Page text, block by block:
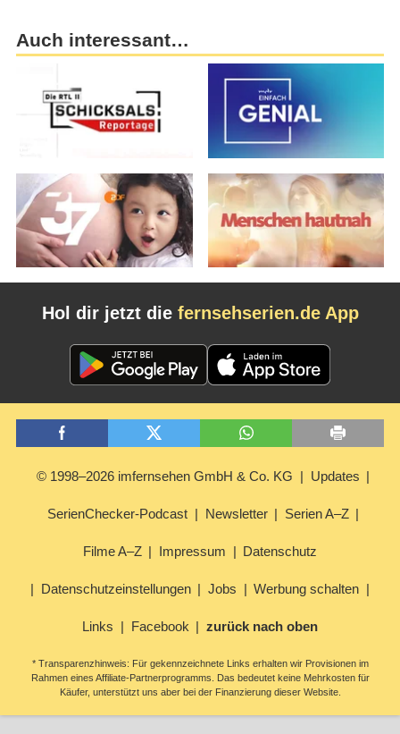
Auch interessant…
Hol dir jetzt die fernsehserien.de App
© 1998–2026 imfernsehen GmbH & Co. KG Updates
SerienChecker-Podcast Newsletter Serien A–Z
Filme A–Z Impressum Datenschutz
Datenschutzeinstellungen Jobs Werbung schalten
Links Facebook zurück nach oben
* Transparenzhinweis: Für gekennzeichnete Links erhalten wir Provisionen im
Rahmen eines Affiliate-Partnerprogramms. Das bedeutet keine Mehrkosten für
Käufer, unterstützt uns aber bei der Finanzierung dieser Website.